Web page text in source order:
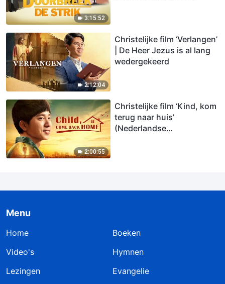
3:15:52
2:12:04
Christelijke film ‘Verlangen’
| De Heer Jezus is al lang
wedergekeerd
2:00:55
Christelijke film ‘Kind, kom
terug naar huis’
(Nederlandse
Menu
Home
Boeken
Video's
Hymnen
Lezingen
Evangelie